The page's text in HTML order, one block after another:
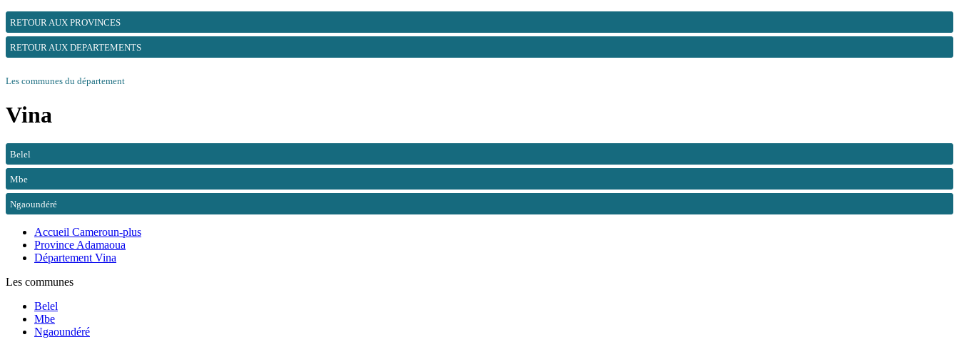
RETOUR AUX PROVINCES
RETOUR AUX DEPARTEMENTS
Les communes du département
Vina
Belel
Mbe
Ngaoundéré
Accueil Cameroun-plus
Province Adamaoua
Département Vina
Les communes
Belel
Mbe
Ngaoundéré